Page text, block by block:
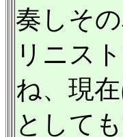
奏しそ
リニス
ね、現
として